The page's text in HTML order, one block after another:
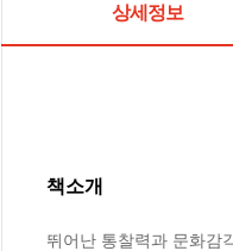
상세정보
책소개
뛰어난 통찰력과 문화감